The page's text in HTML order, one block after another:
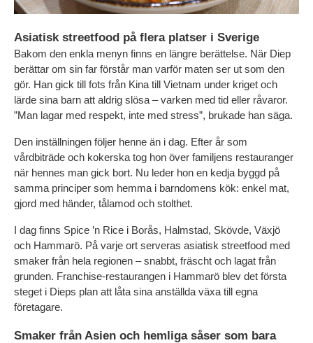
Asiatisk streetfood på flera platser i Sverige
Bakom den enkla menyn finns en längre berättelse. När Diep
berättar om sin far förstår man varför maten ser ut som den
gör. Han gick till fots från Kina till Vietnam under kriget och
lärde sina barn att aldrig slösa – varken med tid eller råvaror.
”Man lagar med respekt, inte med stress”, brukade han säga.
Den inställningen följer henne än i dag. Efter år som
vårdbiträde och kokerska tog hon över familjens restauranger
när hennes man gick bort. Nu leder hon en kedja byggd på
samma principer som hemma i barndomens kök: enkel mat,
gjord med händer, tålamod och stolthet.
I dag finns Spice ’n Rice i Borås, Halmstad, Skövde, Växjö
och Hammarö. På varje ort serveras asiatisk streetfood med
smaker från hela regionen – snabbt, fräscht och lagat från
grunden. Franchise-restaurangen i Hammarö blev det första
steget i Dieps plan att låta sina anställda växa till egna
företagare.
Smaker från Asien och hemliga såser som bara